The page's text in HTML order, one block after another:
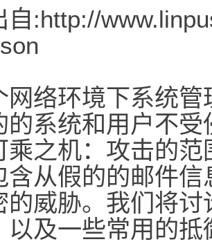
自:http://
网络环境下系统
的系统和用户不
乘之机：攻击的
含从假的的邮件
的威胁。我们将
以及一些常用的抵